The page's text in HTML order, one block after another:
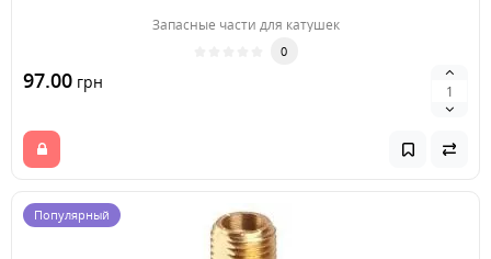
Запасные части для катушек
0
97.00 грн
Популярный